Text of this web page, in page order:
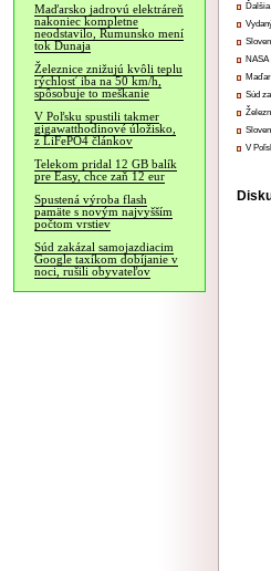
Maďarsko jadrovú elektráreň
nakoniec kompletne
neodstavilo, Rumunsko mení
tok Dunaja
Železnice znižujú kvôli teplu
rýchlosť iba na 50 km/h,
spôsobuje to meškanie
V Poľsku spustili takmer
gigawatthodinové úložisko,
z LiFePO4 článkov
Telekom pridal 12 GB balík
pre Easy, chce zaň 12 eur
Spustená výroba flash
pamäte s novým najvyšším
počtom vrstiev
Súd zakázal samojazdiacim
Google taxíkom dobíjanie v
noci, rušili obyvateľov
NASA
Súd
V